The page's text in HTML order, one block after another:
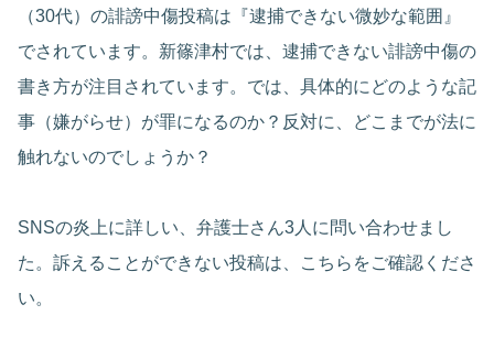
（30代）の誹謗中傷投稿は『逮捕できない微妙な範囲』
でされています。新篠津村では、逮捕できない誹謗中傷の
書き方が注目されています。では、具体的にどのような記
事（嫌がらせ）が罪になるのか？反対に、どこまでが法に
触れないのでしょうか？
SNSの炎上に詳しい、弁護士さん3人に問い合わせまし
た。訴えることができない投稿は、こちらをご確認くださ
い。